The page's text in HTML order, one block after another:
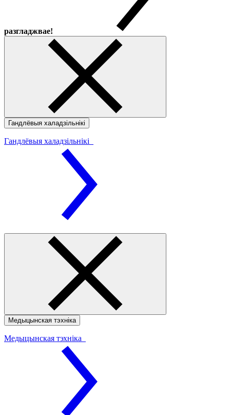
разгладжвае!
Гандлёвыя халадзільнікі
Гандлёвыя халадзільнікі
Медыцынская тэхніка
Медыцынская тэхніка